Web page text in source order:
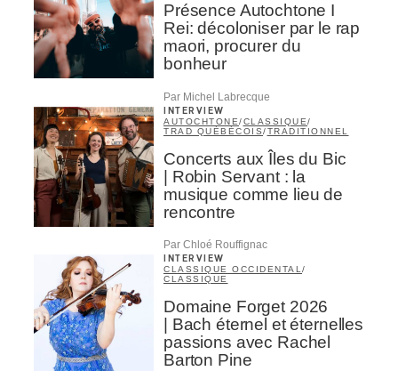
Présence Autochtone I
Rei: décoloniser par le rap
maori, procurer du
bonheur
Par Michel Labrecque
INTERVIEW
AUTOCHTONE/CLASSIQUE/
TRAD QUÉBÉCOIS/TRADITIONNEL
Concerts aux Îles du Bic
| Robin Servant : la
musique comme lieu de
rencontre
Par Chloé Rouffignac
INTERVIEW
CLASSIQUE OCCIDENTAL /
CLASSIQUE
Domaine Forget 2026
| Bach éternel et éternelles
passions avec Rachel
Barton Pine